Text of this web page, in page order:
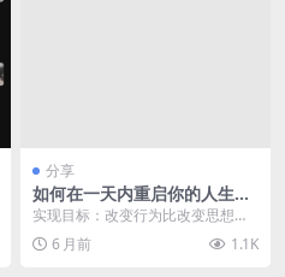
分享
如何在一天内重启你的人生系
统
实现目标：改变行为比改变思想更
容易也更重要 你做今年的新年计划
了吗？ 2026年...
6 月前 1.1K